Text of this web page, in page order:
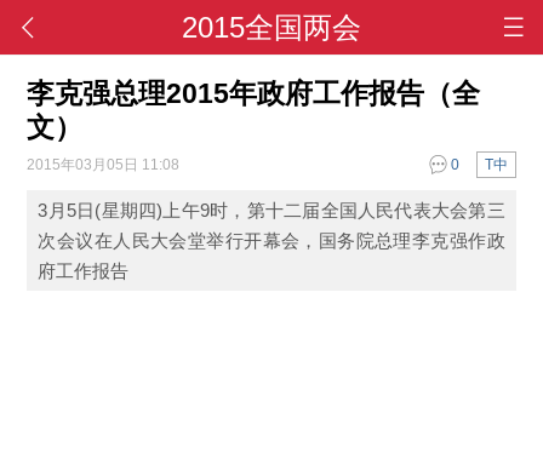
2015全国两会
李克强总理2015年政府工作报告（全
文）
2015年03月05日 11:08 T中
0
3月5日(星期四)上午9时，第十二届全国人民代表大会第三
次会议在人民大会堂举行开幕会，国务院总理李克强作政
府工作报告